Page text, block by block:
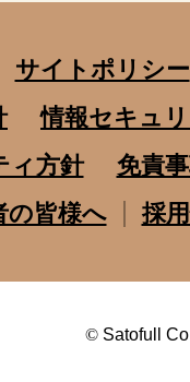
サイトポリシー
情報セキュ
ィ方針
免責
の皆様へ
採
© Satofull